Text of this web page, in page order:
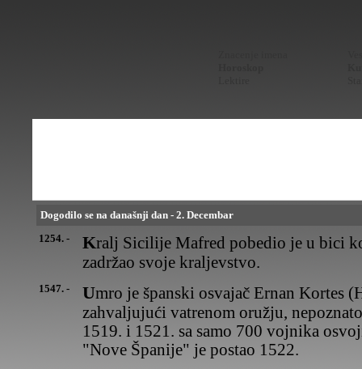
Dogodilo se na današnji dan - 2. Decembar
1254. -
Kralj Sicilije Mafred pobedio je u bici kod Fođe papsku vojsku i
zadržao svoje kraljevstvo.
1547. - Umro je španski osvajač Ernan Kortes (Hernan Cortez), koji je
zahvaljujući vatrenom oružju,
1519. i 1521. sa samo 700 vojnika
"Nove Španije" je postao 1522.